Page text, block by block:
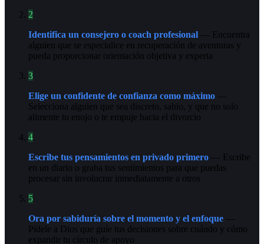
2
Identifica un consejero o coach profesional — Encuentra
alguien que se especialice en recuperación de aventuras y
pueda proporcionar orientación objetiva y experta
3
Elige un confidente de confianza como máximo —
Selecciona alguien que sea discreto, sabio, y que no solo
alimente tu enojo o te empuje hacia el divorcio
4
Escribe tus pensamientos en privado primero — Escribe
en un diario o graba tus sentimientos para que puedas
procesar sin involucrar inmediatamente a otros
5
Ora por sabiduría sobre el momento y el enfoque —
Pídele a Dios que guíe tus decisiones sobre cuándo y cómo
expandir tu círculo de apoyo